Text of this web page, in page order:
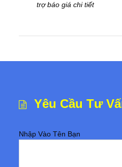
trợ báo giá chi tiết
Yêu Cầu Tư
Nhập Vào Tên Bạn